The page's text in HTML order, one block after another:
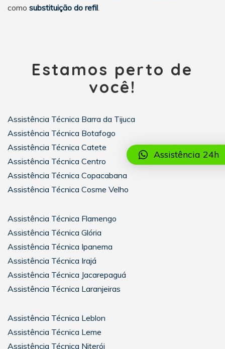
como substituição do refil.
Estamos perto de
você!
Assistência Técnica Barra da Tijuca
Assistência Técnica Botafogo
Assistência Técnica Catete
Assistência Técnica Centro
Assistência Técnica Copacabana
Assistência Técnica Cosme Velho
Assistência Técnica Flamengo
Assistência Técnica Glória
Assistência Técnica Ipanema
Assistência Técnica Irajá
Assistência Técnica Jacarepaguá
Assistência Técnica Laranjeiras
Assistência Técnica Leblon
Assistência Técnica Leme
Assistência Técnica Niterói
Assistência 24h